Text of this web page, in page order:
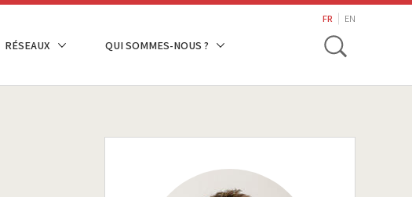
RÉSEAUX QUI SOMMES-NOUS ?
FR EN
Toggle